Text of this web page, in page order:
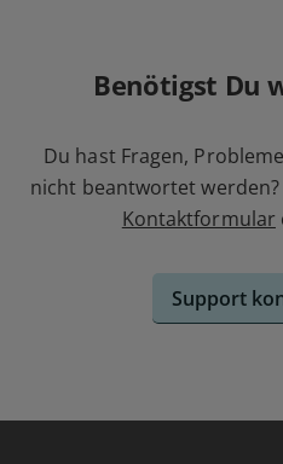
Benötigst Du
Du hast Fragen,
nicht beantwortet
Kontaktformular
Support